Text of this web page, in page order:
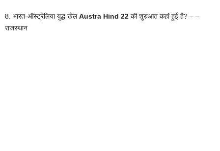
8. भारत-ऑस्ट्रेलिया युद्ध खेलAustra Hind 22 की शुरुआत कहां हुई है? – –
राजस्थान